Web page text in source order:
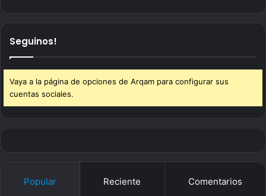
Seguinos!
Vaya a la página de opciones de Arqam para configurar sus
cuentas sociales.
Popular Reciente Comentarios